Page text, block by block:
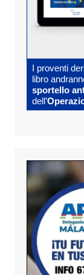
I proventi
libro
sportello
dell’